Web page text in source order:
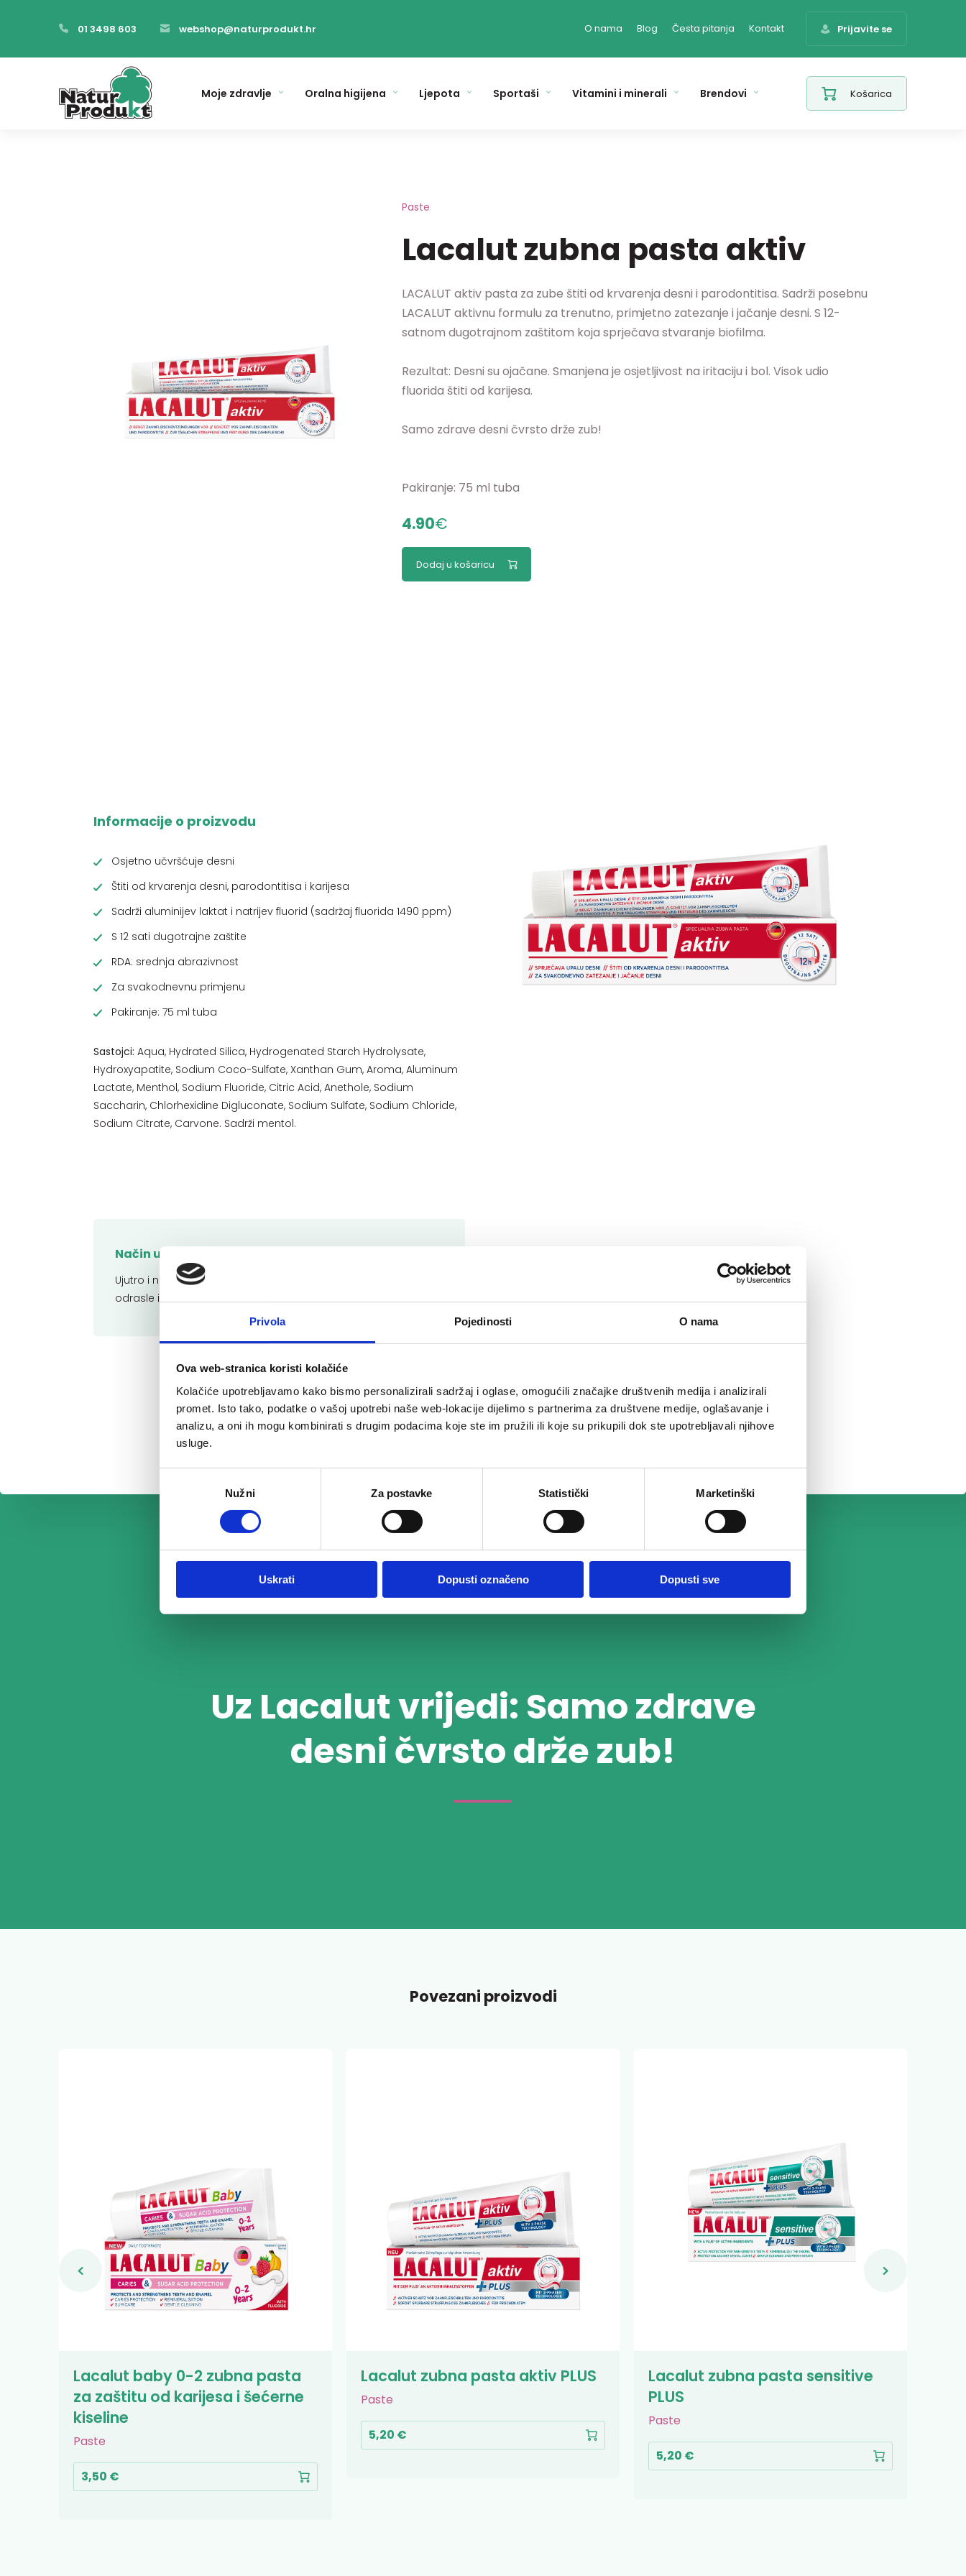
Privola Pojedinosti O nama
Ova web-stranica koristi kolačiće
Kolačiće upotrebljavamo kako bismo personalizirali sadržaj i oglase, omogućili značajke društvenih medija i analizirali
promet. Isto tako, podatke o vašoj upotrebi naše web-lokacije dijelimo s partnerima za društvene medije, oglašavanje i
analizu, a oni ih mogu kombinirati s drugim podacima koje ste im pružili ili koje su prikupili dok ste upotrebljavali njihove
usluge.
pristanka
Nužni Za postavke Statistički Marketinški
Uskrati Dopusti označeno Dopusti sve
01 3498 603 webshop@naturprodukt.hr O nama Blog Česta pitanja Kontakt Prijavite se
Moje zdravlje Oralna higijena Ljepota Sportaši Vitamini i minerali Brendovi Košarica
Paste
Lacalut zubna pasta aktiv
LACALUT aktiv pasta za zube štiti od krvarenja desni i parodontitisa. Sadrži posebnu
LACALUT aktivnu formulu za trenutno, primjetno zatezanje i jačanje desni. S 12-
satnom dugotrajnom zaštitom koja sprječava stvaranje biofilma.
Rezultat: Desni su ojačane. Smanjena je osjetljivost na iritaciju i bol. Visok udio
fluorida štiti od karijesa.
Samo zdrave desni čvrsto drže zub!
Pakiranje: 75 ml tuba
4.90€
Dodaj u košaricu
Informacije o proizvodu
Osjetno učvršćuje desni
Štiti od krvarenja desni, parodontitisa i karijesa
Sadrži aluminijev laktat i natrijev fluorid (sadržaj fluorida 1490 ppm)
S 12 sati dugotrajne zaštite
RDA: srednja abrazivnost
Za svakodnevnu primjenu
Pakiranje: 75 ml tuba
Sastojci: Aqua, Hydrated Silica, Hydrogenated Starch Hydrolysate,
Hydroxyapatite, Sodium Coco-Sulfate, Xanthan Gum, Aroma, Aluminum
Lactate, Menthol, Sodium Fluoride, Citric Acid, Anethole, Sodium
Saccharin, Chlorhexidine Digluconate, Sodium Sulfate, Sodium Chloride,
Sodium Citrate, Carvone. Sadrži mentol.
Način uporabe:
Ujutro i navečer operite zube s Lacalut aktiv pastom za zube. Za
odrasle i adolescente iznas 12 godina.
Uz Lacalut vrijedi: Samo zdrave
desni čvrsto drže zub!
Povezani proizvodi
Lacalut baby 0-2 zubna pasta
za zaštitu od karijesa i šećerne
kiseline
Paste
3,50 €
Lacalut zubna pasta aktiv PLUS
Paste
5,20 €
Lacalut zubna pasta sensitive
PLUS
Paste
5,20 €